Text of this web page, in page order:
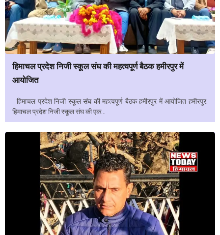
हिमाचल प्रदेश निजी स्कूल संघ की महत्वपूर्ण बैठक हमीरपुर में
आयोजित
हिमाचल प्रदेश निजी स्कूल संघ की महत्वपूर्ण बैठक हमीरपुर में आयोजित हमीरपुर:
हिमाचल प्रदेश निजी स्कूल संघ की एक...